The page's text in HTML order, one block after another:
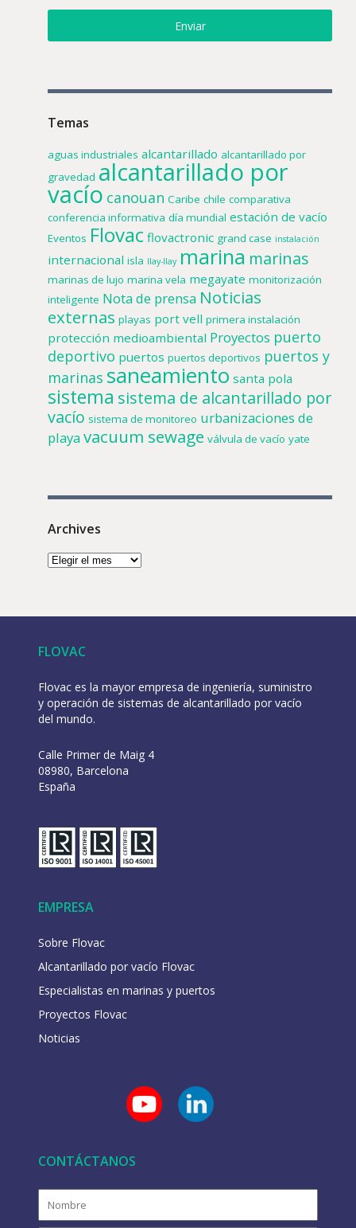
Enviar
Temas
aguas industriales alcantarillado alcantarillado por
gravedad alcantarillado por
vacío canouan Caribe chile comparativa
conferencia informativa día mundial estación de vacío
Eventos Flovac flovactronic grand case instalación
internacional isla llay-llay marina marinas
marinas de lujo marina vela megayate monitorización
inteligente Nota de prensa Noticias
externas playas port vell primera instalación
protección medioambiental Proyectos puerto
deportivo puertos puertos deportivos puertos y
marinas saneamiento santa pola
sistema sistema de alcantarillado por
vacío sistema de monitoreo urbanizaciones de
playavacuum sewage válvula de vacío yate
Archives
FLOVAC
Flovac es la mayor empresa de ingeniería, suministro
y operación de sistemas de alcantarillado por vacío
del mundo.
Calle Primer de Maig 4
08980, Barcelona
España
EMPRESA
Sobre Flovac
Alcantarillado por vacío Flovac
Especialistas en marinas y puertos
Proyectos Flovac
Noticias
CONTÁCTANOS